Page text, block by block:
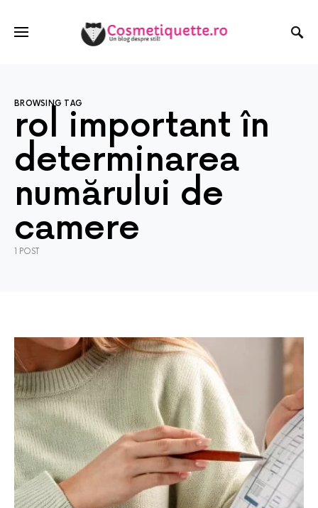
BROWSING TAG
rol important în
determinarea
numărului de
camere
1 POST